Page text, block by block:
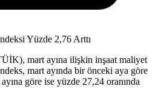
mart ayına ilişkin inşaat maliyet
mart ayında bir önceki aya göre
göre ise yüzde 27,24 oranında